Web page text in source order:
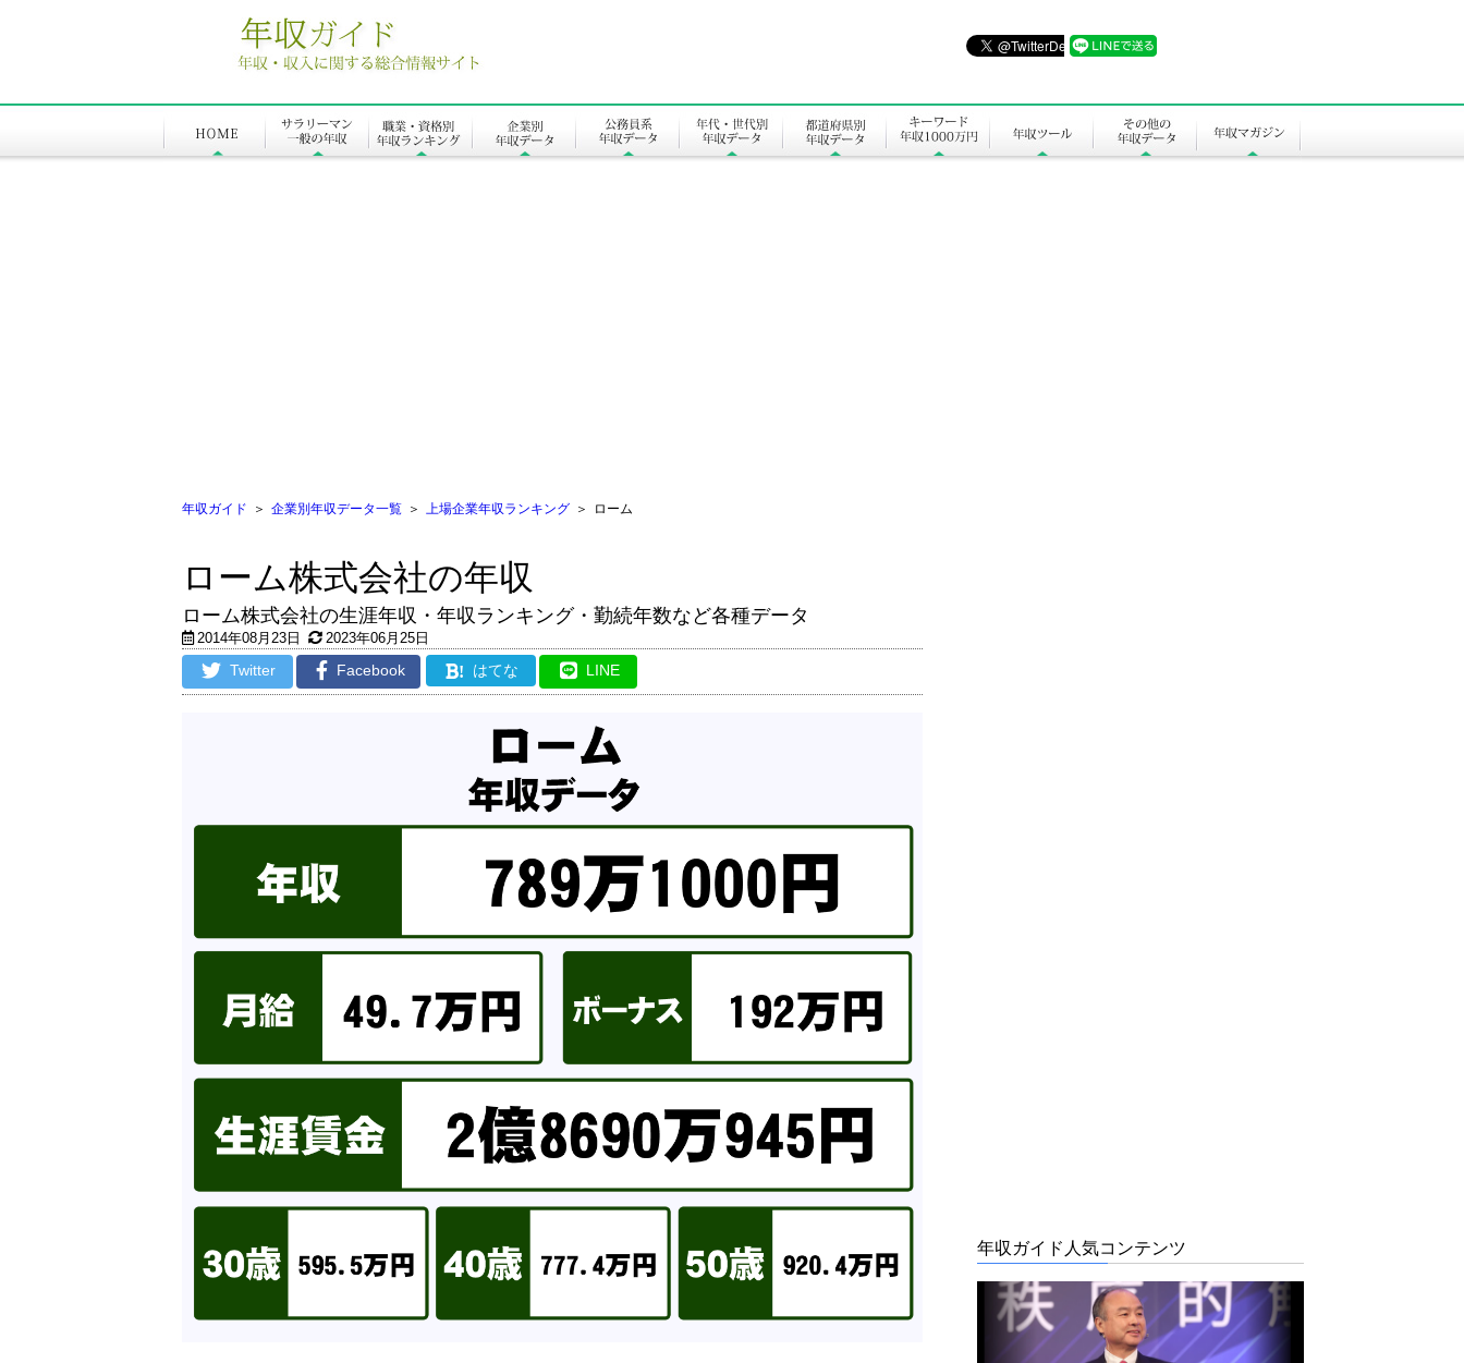
年収ガイド ＞ 企業別年収データ一覧 ＞ 上場企業年収ランキング ＞ ローム
ローム株式会社の年収
ローム株式会社の生涯年収・年収ランキング・勤続年数など各種データ
2014年08月23日 2023年06月25日
Twitter Facebook ! はてな LINE
年収ガイド人気コンテンツ